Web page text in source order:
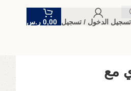
تسجيل الدخول / تسجيل 0,00 ر.س
مع